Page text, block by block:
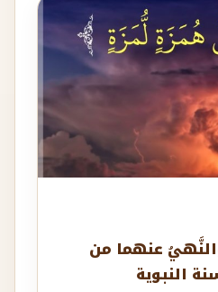
عنهما من
النبوية